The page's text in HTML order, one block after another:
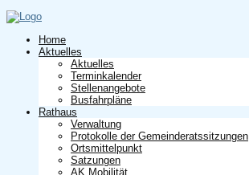
Home
Aktuelles
Aktuelles
Terminkalender
Stellenangebote
Busfahrpläne
Rathaus
Verwaltung
Protokolle der Gemeinderatssitzungen
Ortsmittelpunkt
Satzungen
AK Mobilität